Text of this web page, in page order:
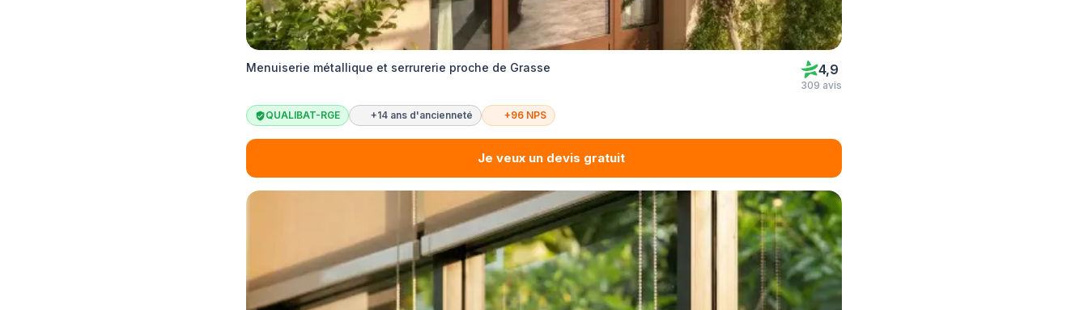
Menuiserie métallique et serrurerie proche de Grasse 4,9
309 avis
QUALIBAT-RGE +14 ans d'ancienneté +96 NPS
Je veux un devis gratuit